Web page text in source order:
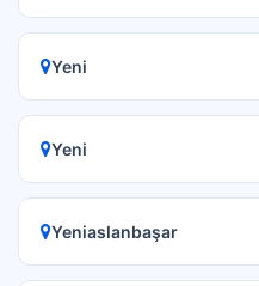
Yeni
Yeni
Yeniaslanbaşar